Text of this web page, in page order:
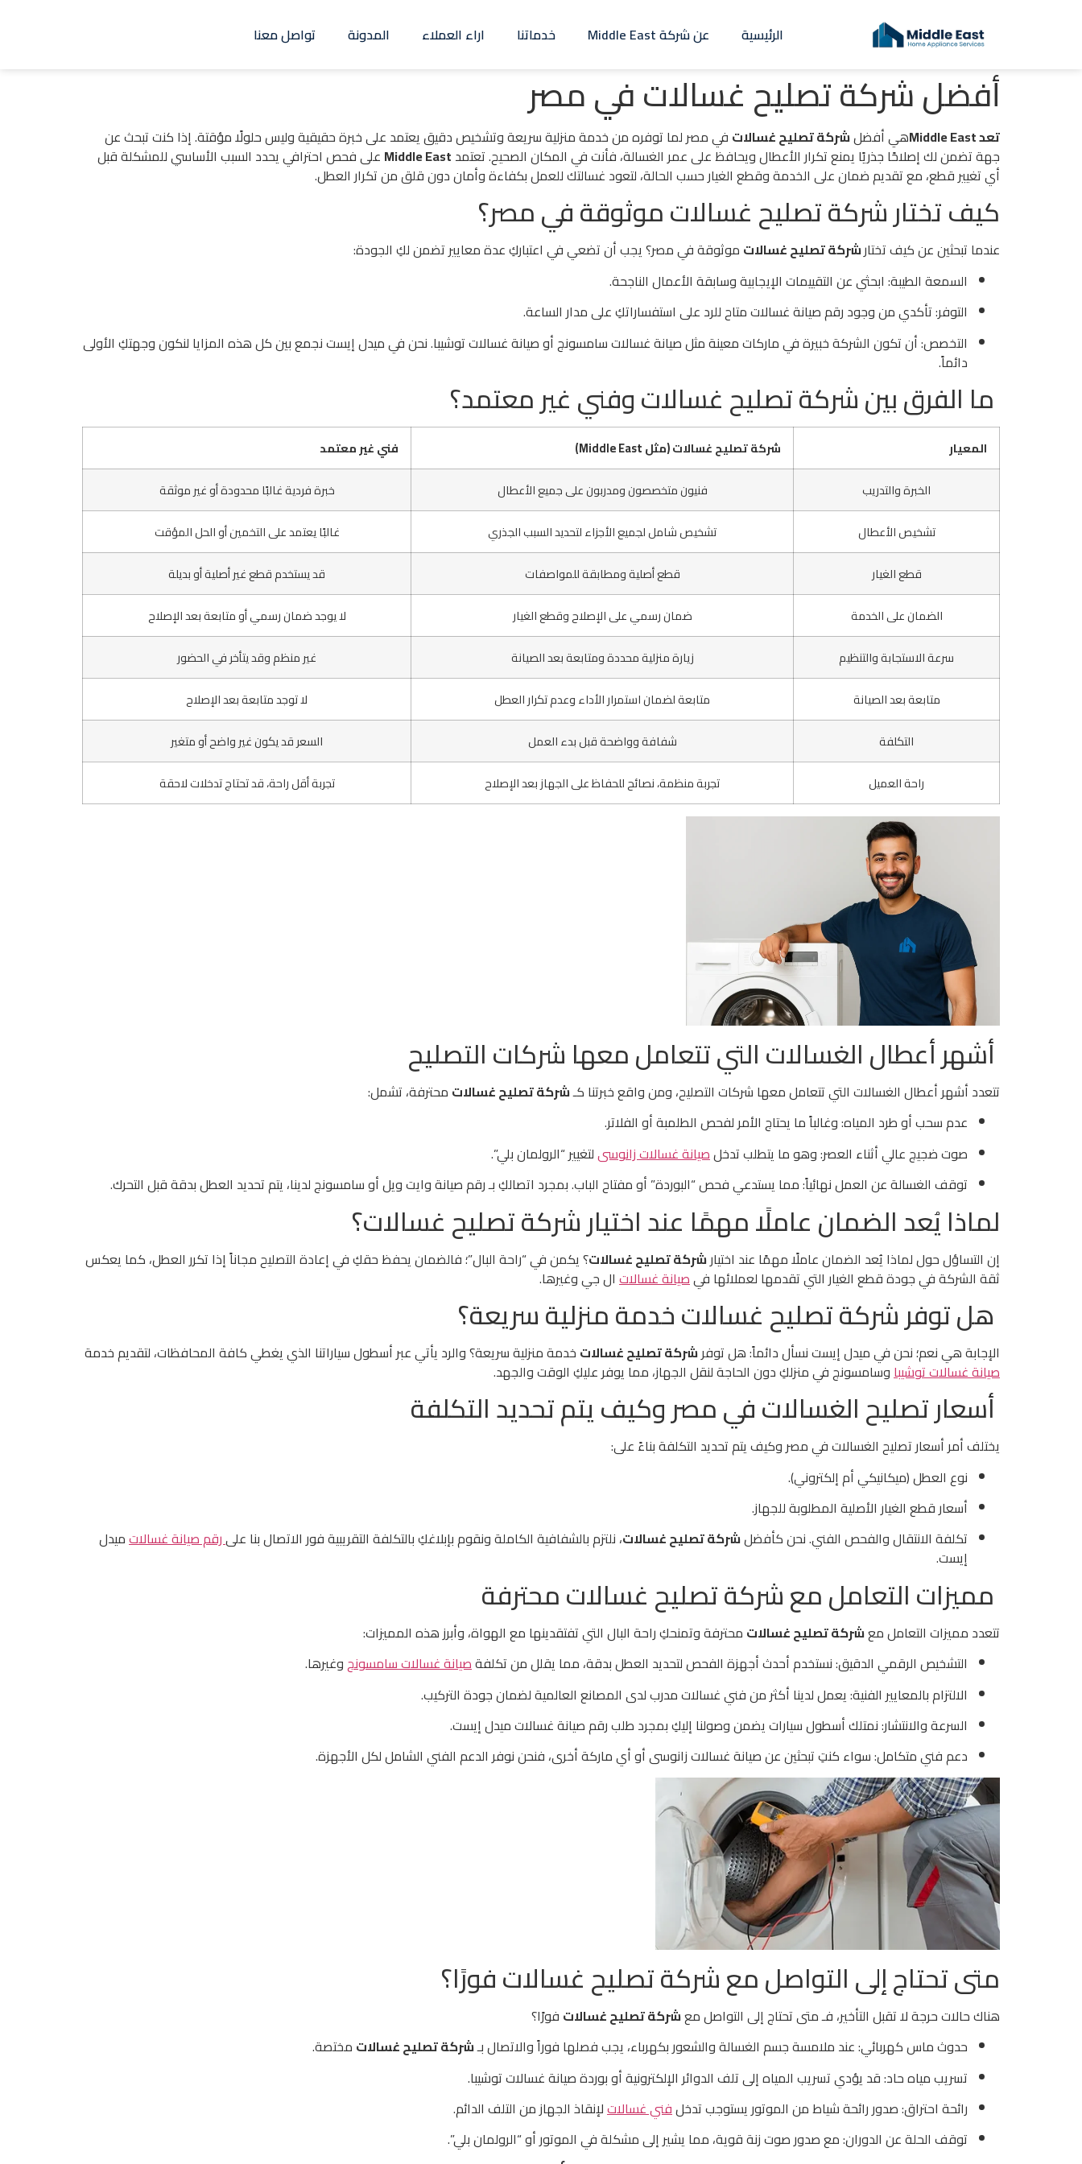
الرئيسية عن شركة Middle East خدماتنا اراء العملاء المدونة تواصل معنا
أفضل شركة تصليح غسالات في مصر
تعد Middle East هي أفضلشركة تصليح غسالات في مصر لما توفره من خدمة منزلية سريعة وتشخيص دقيق يعتمد على خبرة حقيقية وليس حلولًا مؤقتة. إذا كنت تبحث عن
جهة تضمن لك إصلاحًا جذريًا يمنع تكرار الأعطال ويحافظ على عمر الغسالة، فأنت في المكان الصحيح. تعتمد Middle East على فحص احترافي يحدد السبب الأساسي للمشكلة قبل
أي تغيير قطع، مع تقديم ضمان على الخدمة وقطع الغيار حسب الحالة، لتعود غسالتك للعمل بكفاءة وأمان دون قلق من تكرار العطل.
كيف تختار شركة تصليح غسالات موثوقة في مصر؟
عندما تبحثين عن كيف تختارشركة تصليح غسالات موثوقة في مصر؟ يجب أن تضعي في اعتباركِ عدة معايير تضمن لكِ الجودة:
السمعة الطيبة: ابحثي عن التقييمات الإيجابية وسابقة الأعمال الناجحة.
التوفر: تأكدي من وجود رقم صيانة غسالات متاح للرد على استفساراتكِ على مدار الساعة.
التخصص: أن تكون الشركة خبيرة في ماركات معينة مثل صيانة غسالات سامسونج أو صيانة غسالات توشيبا. نحن في ميدل إيست نجمع بين كل هذه المزايا لنكون وجهتكِ الأولى
دائماً.
ما الفرق بين شركة تصليح غسالات وفني غير معتمد؟
المعيار شركة تصليح غسالات (مثل Middle East)
فني غير معتمد
الخبرة والتدريب
فنيون متخصصون ومدربون على جميع الأعطال
خبرة فردية غالبًا محدودة أو غير موثقة
تشخيص الأعطال
تشخيص شامل لجميع الأجزاء لتحديد السبب الجذري
غالبًا يعتمد على التخمين أو الحل المؤقت
قطع الغيار
قطع أصلية ومطابقة للمواصفات
قد يستخدم قطع غير أصلية أو بديلة
الضمان على الخدمة
ضمان رسمي على الإصلاح وقطع الغيار
لا يوجد ضمان رسمي أو متابعة بعد الإصلاح
سرعة الاستجابة والتنظيم
زيارة منزلية محددة ومتابعة بعد الصيانة
غير منظم وقد يتأخر في الحضور
متابعة بعد الصيانة
متابعة لضمان استمرار الأداء وعدم تكرار العطل
لا توجد متابعة بعد الإصلاح
التكلفة
شفافة وواضحة قبل بدء العمل
السعر قد يكون غير واضح أو متغير
راحة العميل
تجربة منظمة، نصائح للحفاظ على الجهاز بعد الإصلاح تجربة أقل راحة، قد تحتاج تدخلات لاحقة
أشهر أعطال الغسالات التي تتعامل معها شركات التصليح
تتعدد أشهر أعطال الغسالات التي تتعامل معها شركات التصليح، ومن واقع خبرتنا كـشركة تصليح غسالات محترفة، تشمل:
عدم سحب أو طرد المياه: وغالباً ما يحتاج الأمر لفحص الطلمبة أو الفلاتر.
صوت ضجيج عالي أثناء العصر: وهو ما يتطلب تدخلصيانة غسالات زانوسىلتغيير “الرولمان بلي”.
توقف الغسالة عن العمل نهائياً: مما يستدعي فحص “البوردة” أو مفتاح الباب. بمجرد اتصالكِ بـ رقم صيانة وايت ويل أو سامسونج لدينا، يتم تحديد العطل بدقة قبل التحرك.
لماذا يُعد الضمان عاملًا مهمًا عند اختيار شركة تصليح غسالات؟
إن التساؤل حول لماذا يُعد الضمان عاملًا مهمًا عند اختيارشركة تصليح غسالات؟ يكمن في “راحة البال”؛ فالضمان يحفظ حقكِ في إعادة التصليح مجاناً إذا تكرر العطل، كما يعكس
ثقة الشركة في جودة قطع الغيار التي تقدمها لعملائها فيصيانة غسالات ال جي وغيرها.
هل توفر شركة تصليح غسالات خدمة منزلية سريعة؟
الإجابة هي نعم؛ نحن في ميدل إيست نسأل دائماً: هل توفرشركة تصليح غسالات خدمة منزلية سريعة؟ والرد يأتي عبر أسطول سياراتنا الذي يغطي كافة المحافظات، لتقديم خدمة
صيانة غسالات توشيباوسامسونج في منزلكِ دون الحاجة لنقل الجهاز، مما يوفر عليكِ الوقت والجهد.
أسعار تصليح الغسالات في مصر وكيف يتم تحديد التكلفة
يختلف أمر أسعار تصليح الغسالات في مصر وكيف يتم تحديد التكلفة بناءً على:
نوع العطل (ميكانيكي أم إلكتروني).
أسعار قطع الغيار الأصلية المطلوبة للجهاز.
تكلفة الانتقال والفحص الفني. نحن كأفضلشركة تصليح غسالات، نلتزم بالشفافية الكاملة ونقوم بإبلاغكِ بالتكلفة التقريبية فور الاتصال بنا علىرقم صيانة غسالاتميدل
إيست.
مميزات التعامل مع شركة تصليح غسالات محترفة
تتعدد مميزات التعامل معشركة تصليح غسالات محترفة وتمنحكِ راحة البال التي تفتقدينها مع الهواة، وأبرز هذه المميزات:
التشخيص الرقمي الدقيق: نستخدم أحدث أجهزة الفحص لتحديد العطل بدقة، مما يقلل من تكلفةصيانة غسالات سامسونجوغيرها.
الالتزام بالمعايير الفنية: يعمل لدينا أكثر من فني غسالات مدرب لدى المصانع العالمية لضمان جودة التركيب.
السرعة والانتشار: نمتلك أسطول سيارات يضمن وصولنا إليكِ بمجرد طلب رقم صيانة غسالات ميدل إيست.
دعم فني متكامل: سواء كنتِ تبحثين عن صيانة غسالات زانوسى أو أي ماركة أخرى، فنحن نوفر الدعم الفني الشامل لكل الأجهزة.
متى تحتاج إلى التواصل مع شركة تصليح غسالات فورًا؟
هناك حالات حرجة لا تقبل التأخير، فـ متى تحتاج إلى التواصل معشركة تصليح غسالات فورًا؟
حدوث ماس كهربائي: عند ملامسة جسم الغسالة والشعور بكهرباء، يجب فصلها فوراً والاتصال بـشركة تصليح غسالات مختصة.
تسريب مياه حاد: قد يؤدي تسريب المياه إلى تلف الدوائر الإلكترونية أو بوردة صيانة غسالات توشيبا.
رائحة احتراق: صدور رائحة شياط من الموتور يستوجب تدخلفني غسالاتلإنقاذ الجهاز من التلف الدائم.
توقف الحلة عن الدوران: مع صدور صوت زنة قوية، مما يشير إلى مشكلة في الموتور أو “الرولمان بلي”.